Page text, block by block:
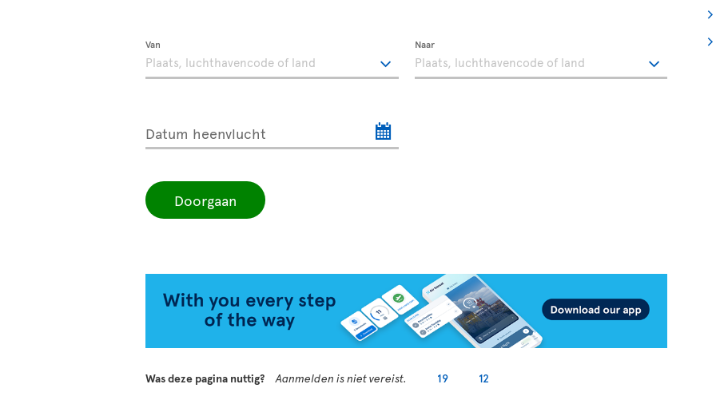
Van Naar
Datum heenvlucht
Doorgaan
Was deze pagina nuttig? Aanmelden is niet vereist. 19 12